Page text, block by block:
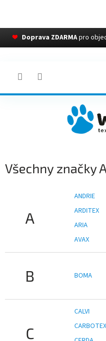
❤ Doprava ZDARMApro
Všechny značky
A
ANDRIE
ARDITEX
ARIA
AVAX
B BOMA
C
CALVI
CARBOTEX